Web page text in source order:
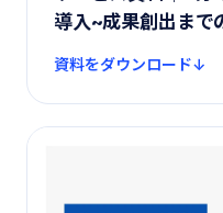
導入~成果創出まで
資料をダウンロード